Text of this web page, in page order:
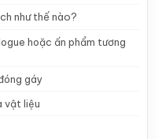
như thế nào?
hoặc ấn phẩm tương
gáy
vật liệu